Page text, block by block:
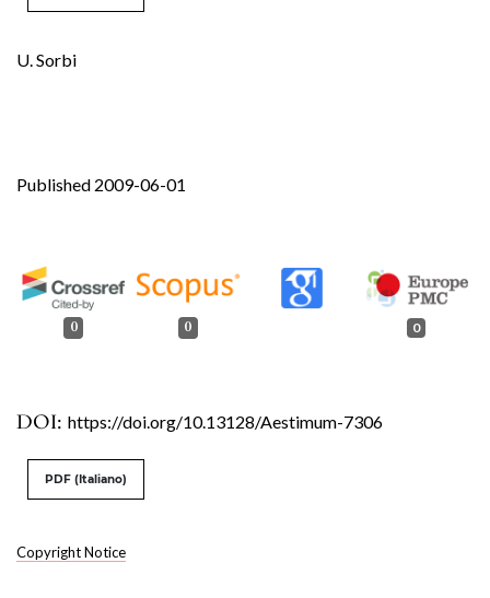
U. Sorbi
DOI: https://doi.org/10.13128/Aestimum-7306
Published 2009-06-01
Copyright Notice
0 0 0
PDF (Italiano)